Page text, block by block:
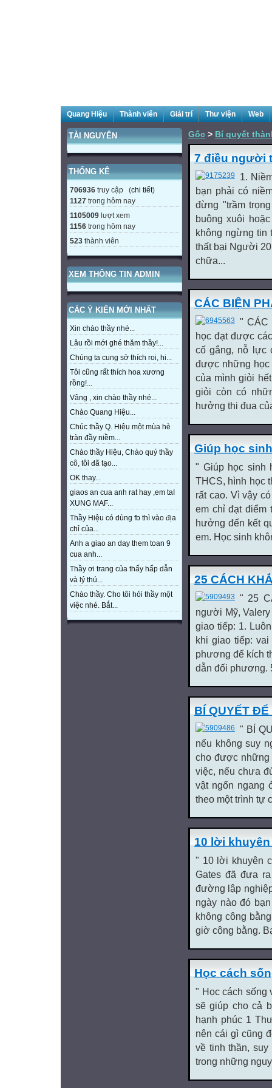
Quang Hiệu Thành viên Giải trí Thư viện Web
TÀI NGUYÊN
THỐNG KÊ
706936 truy cập (chi tiết)
1127 trong hôm nay
1105009 lượt xem
1156 trong hôm nay
523 thành viên
XEM THÔNG TIN ADMIN
CÁC Ý KIẾN MỚI NHẤT
Xin chào thầy nhé...
Lâu rồi mới ghé thăm thầy!...
Chúng ta cung sở thích roi, hi...
Tôi cũng rất thích hoa xương
rồng!...
Vâng , xin chào thầy nhé...
Chào Quang Hiệu...
Chúc thầy Q. Hiệu một mùa hè
tràn đầy niềm...
Chào thầy Hiệu, Chào quý thầy
cô, tôi đã tạo...
OK thay...
giaos an cua anh rat hay ,em taI
XUNG MAF...
Thầy Hiệu có dùng fb thì vào địa
chỉ của...
Anh a giao an day them toan 9
cua anh...
Thầy ơi trang của thấy hấp dẫn
và lý thú...
Chào thầy. Cho tôi hỏi thầy một
việc nhé. Bắt...
Gốc > Bí quyết
7 điều người
1.
bạn phải có
đừng "trầm
buông xuôi
không ngừng tin
thất bại Người
chữa...
CÁC BIỆN
" CÁC
học đạt được
cố gắng, nỗ lực
được những học
của mình giỏi
giỏi còn có
hưởng thi đua
Giúp học
" Giúp học sinh
THCS, hình học
rất cao. Vì vậy
em chỉ đạt điểm
hưởng đến kết
em. Học sinh
25 CÁCH
" 25
người Mỹ,
giao tiếp: 1.
khi giao tiếp:
phương để kích
dẫn đối phương.
BÍ QUYẾT
" BÍ
nếu không suy
cho được những
việc, nếu chưa
vật ngổn ngang
theo một trình tự
10 lời
" 10 lời khuyên
Gates đã đưa
đường lập
ngày nào đó
không công
giờ công bằng.
Học cách
" Học cách sống
sẽ giúp cho cả
hạnh phúc 1
nên cái gì cũng
về tinh thần,
trong những